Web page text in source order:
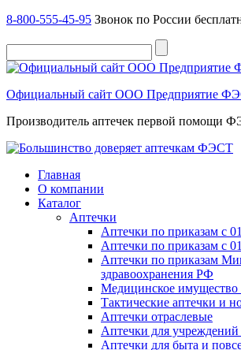
8-800-555-45-95 Звонок по России
Официальный сайт ООО Предприятие
Производитель аптечек первой помощи
Главная
О компании
Каталог
Аптечки
Аптечки по приказам с
Аптечки по приказам с
Аптечки по приказам
здравоохранения РФ
Медицинское
Тактические аптечки и
Аптечки отраслевые
Аптечки для учреждений
Аптечки для быта и